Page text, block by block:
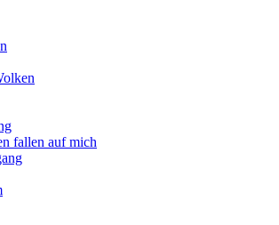
fallen auf mich